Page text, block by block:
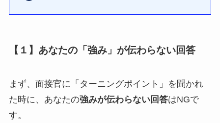
【１】あなたの「強み」が伝わらない回答
まず、面接官に「ターニングポイント」を聞かれ
た時に、あなたの強みが伝わらない回答はNGで
す。